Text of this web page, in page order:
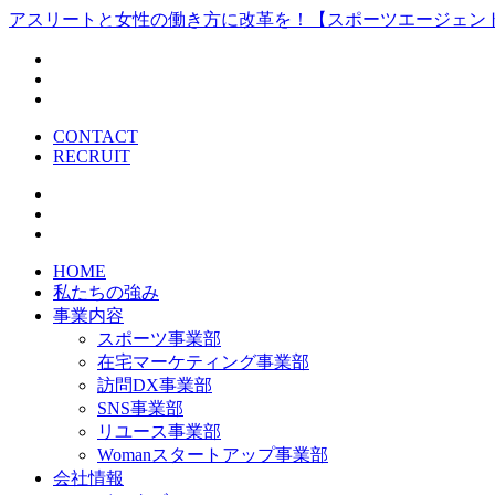
アスリートと女性の働き方に改革を！【スポーツエージェン
CONTACT
RECRUIT
HOME
私たちの強み
事業内容
スポーツ事業部
在宅マーケティング事業部
訪問DX事業部
SNS事業部
リユース事業部
Womanスタートアップ事業部
会社情報